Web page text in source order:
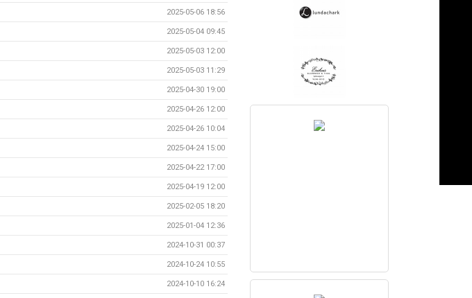
2025-05-06 18:56
2025-05-04 09:45
2025-05-03 12:00
2025-05-03 11:29
2025-04-30 19:00
2025-04-26 12:00
2025-04-26 10:04
2025-04-24 15:00
2025-04-22 17:00
2025-04-19 12:00
2025-02-05 18:20
2025-01-04 12:36
2024-10-31 00:37
2024-10-24 10:55
2024-10-10 16:24